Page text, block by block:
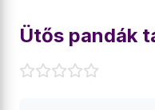
Ütős pandák